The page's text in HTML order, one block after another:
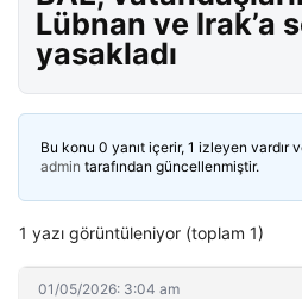
Lübnan ve Irak’a
yasakladı
Bu konu 0 yanıt içerir, 1 izleyen vardır
admin tarafından güncellenmiştir.
1 yazı görüntüleniyor (toplam 1)
01/05/2026: 3:04 am